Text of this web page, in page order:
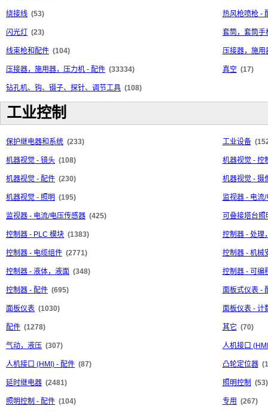
绕接线 (53) 热风枪喷枪 -
闪光灯 (23) 套筒，套筒手
线束枪和配件 (104) 压接器，施用
压接器，施用器，压力机 - 配件 (33334) 真空 (17)
钻孔机、钩、镊子、探针、调节工具 (108)
工业控制
保护继电器和系统 (233) 工业设备
机器视觉 - 镜头 (108) 机器视觉 - 控
机器视觉 - 配件 (230) 机器视觉 - 摄
机器视觉 - 照明 (195) 监视器 - 电流
监视器 - 电流/电压传感器 (425) 可叠接塔台照
控制器 - PLC 模块 (1383) 控制器 - 处理
控制器 - 电缆组件 (2771) 控制器 - 机械
控制器 - 液体，液面 (348) 控制器 - 可编
控制器 - 配件 (695) 面板式仪表 -
面板仪表 (1030) 面板仪表 - 计
配件 (1278) 其它 (70)
气动，液压 (307) 人机接口
人机接口 (HMI) - 配件 (87) 凸轮定位器
延时继电器 (2481) 照明控制 (53)
照明控制 - 配件 (104) 专用 (267)